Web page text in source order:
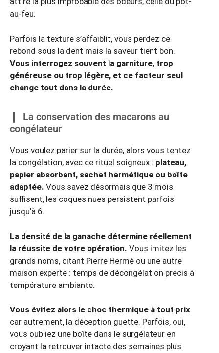
au-feu.
Parfois la texture s’affaiblit, vous perdez ce
rebond sous la dent mais la saveur tient bon.
Vous interrogez souvent la garniture, trop
généreuse ou trop légère, et ce facteur seul
change tout dans la durée.
La conservation des macarons au
congélateur
Vous voulez parier sur la durée, alors vous tentez
la congélation, avec ce rituel soigneux : plateau,
papier absorbant, sachet hermétique ou boîte
adaptée. Vous savez désormais que 3 mois
suffisent, les coques nues persistent parfois
jusqu’à 6.
La densité de la ganache détermine réellement
la réussite de votre opération. Vous imitez les
grands noms, citant Pierre Hermé ou une autre
maison experte : temps de décongélation précis à
température ambiante.
Vous évitez alors le choc thermique à tout prix
car autrement, la déception guette. Parfois, oui,
vous oubliez une boîte dans le surgélateur en
croyant la retrouver intacte des semaines plus